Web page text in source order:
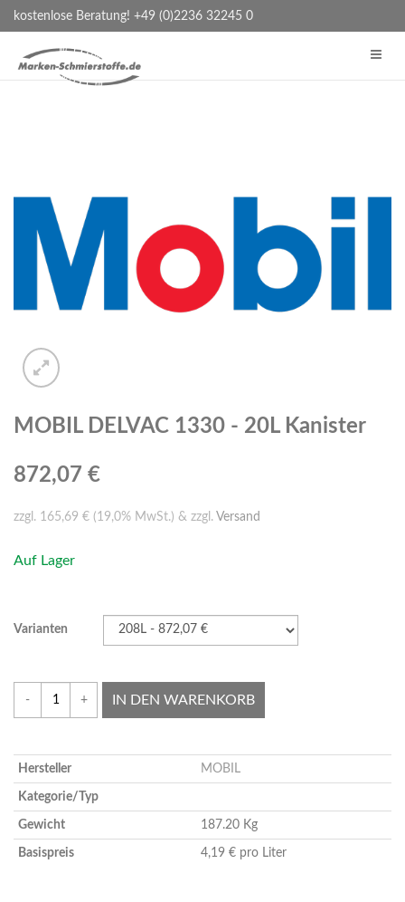
kostenlose Beratung! +49 (0)2236 32245 0
MOBIL DELVAC 1330 - 20L Kanister
872,07 €
zzgl. 165,69 € (19,0% MwSt.) & zzgl. Versand
Auf Lager
Varianten
- + IN DEN WARENKORB
Hersteller MOBIL
Kategorie/Typ
Gewicht 187.20 Kg
Basispreis 4,19 € pro Liter